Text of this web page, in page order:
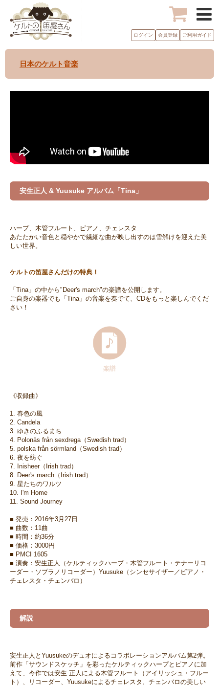
ログイン 会員登録 ご利用ガイド
日本のケルト音楽
安生正人 & Yuusuke アルバム「Tina」
ハープ、木管フルート、ピアノ、チェレスタ…
あたたかい音色と穏やかで繊細な曲が映し出すのは雪解けを迎えた美
しい世界。
ケルトの笛屋さんだけの特典！
「Tina」の中から"Deer's march"の楽譜を公開します。
ご自身の楽器でも「Tina」の音楽を奏でて、CDをもっと楽しんでくだ
さい！
楽譜
《収録曲》
1. 春色の風
2. Candela
3. ゆきのふるまち
4. Polonäs från sexdrega（Swedish trad）
5. polska från sörmland（Swedish trad）
6. 夜を紡ぐ
7. Inisheer（Irish trad）
8. Deer's march（Irish trad）
9. 星たちのワルツ
10. I'm Home
11. Sound Journey
■ 発売：2016年3月27日
■ 曲数：11曲
■ 時間：約36分
■ 価格：3000円
■ PMCI 1605
■ 演奏：安生正人（ケルティックハープ・木管フルート・テナーリコ
ーダー・ソプラノリコーダー）Yuusuke（シンセサイザー／ピアノ・
チェレスタ・チェンバロ）
解説
安生正人とYuusukeのデュオによるコラボレーションアルバム第2弾。
前作「サウンドスケッチ」を彩ったケルティックハープとピアノに加
えて、今作では安生 正人による木管フルート（アイリッシュ・フルー
ト）、リコーダー、Yuusukeによるチェレスタ、チェンバロの美しい